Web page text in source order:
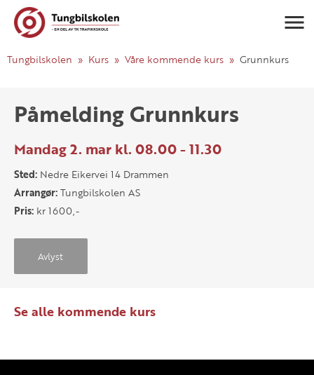
Tungbilskolen Kurs Våre kommende kurs Grunnkurs
Påmelding Grunnkurs
Mandag 2. mar kl. 08.00 - 11.30
Sted: Nedre Eikervei 14 Drammen
Arrangør:Tungbilskolen AS
Pris: kr 1600,-
Avlyst
Se alle kommende kurs